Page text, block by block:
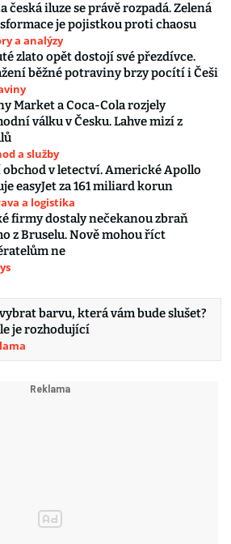
česká iluze se právě rozpadá. Zelená
je pojistkou proti chaosu
a analýzy
zlato opět dostojí své přezdívce.
běžné potraviny brzy pocítí i Češi
Market a Coca-Cola rozjely
válku v Česku. Lahve mizí z
a služby
obchod v letectví. Americké Apollo
easyJet za 161 miliard korun
a logistika
firmy dostaly nečekanou zbraň
z Bruselu. Nově mohou říct
ne
barvu, která vám bude slušet?
je rozhodující